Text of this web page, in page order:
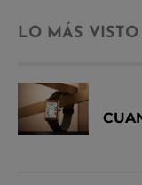
LO MÁS VISTO